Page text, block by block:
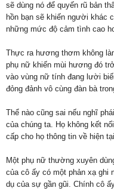
sẽ dùng nó để quyến rũ bản
hồn bạn sẽ khiến người khác
những mức độ cảm tình cao
Thực ra hương thơm không
phụ nữ khiến mùi hương đó
vào vùng nữ tính đang lười
đỏng đảnh vô cùng đàn bà
Thể nào cũng sai nếu nghĩ
của chúng ta. Họ không kết
cấp cho họ thông tin về hiện
Một phụ nữ thường xuyên
của cô ấy có một phản xạ ghi
dụ của sự gần gũi. Chính cô